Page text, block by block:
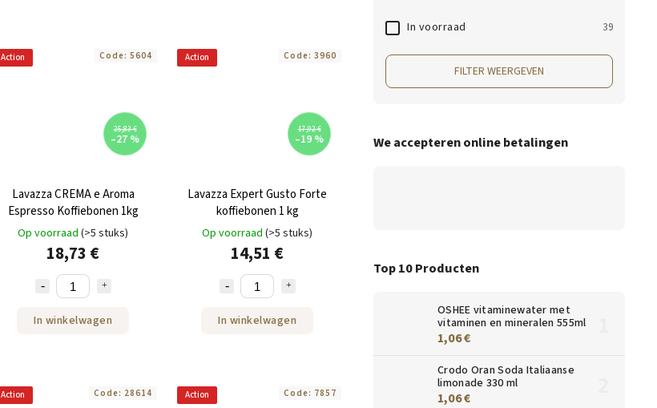
In voorraad 39
FILTER WEERGEVEN
We accepteren online betalingen
Top 10 Producten
OSHEE vitaminewater met
vitaminen en mineralen 555ml
1,06 €
Crodo Oran Soda Italiaanse
limonade 330 ml
1,06 €
Action
25,83 €
–27 %
Lavazza CREMA e Aroma
Espresso Koffiebonen 1kg
Op voorraad (>5 stuks)
18,73 €
In winkelwagen
Code: 5604 Action
17,92 €
–19 %
Lavazza Expert Gusto Forte
koffiebonen 1 kg
Op voorraad (>5 stuks)
14,51 €
In winkelwagen
Code: 3960
Action Code: 28614 Action Code: 7857